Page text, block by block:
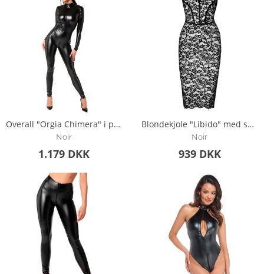
Overall "Orgia Chimera" i powerwetlook
Noir
1.179 DKK
Blondekjole "Libido" med snøring bagpå
Noir
939 DKK